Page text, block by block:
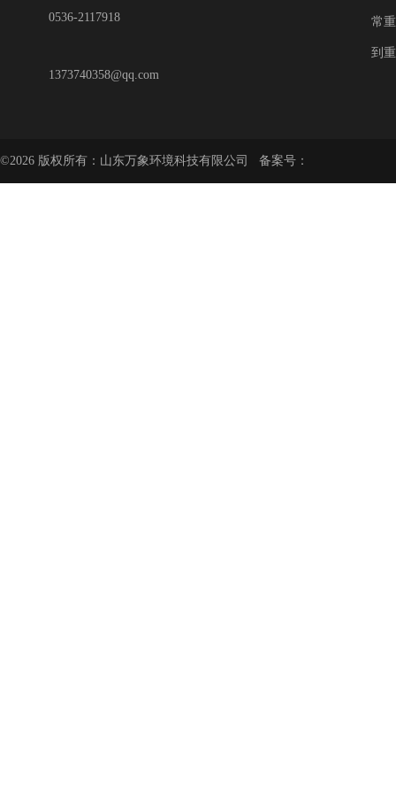
0536-2117918
1373740358@qq.com
常
到
©2026 版权所有：山东万象环境科技有限公司 备案号：